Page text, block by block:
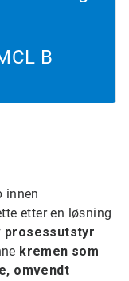
B
innen
etter en løsning
prosessutstyr
kremen som
omvendt